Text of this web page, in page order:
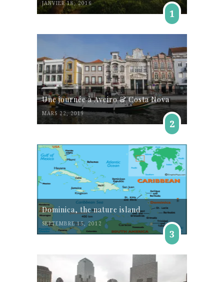
JANVIER 18, 2016
1
Une journée à Aveiro & Costa Nova
MARS 22, 2019
2
Dominica, the nature island
SEPTEMBRE 15, 2012
3